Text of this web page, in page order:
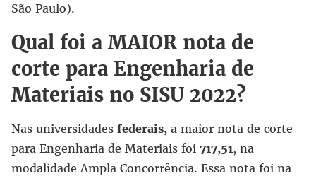
São Paulo).
Qual foi a MAIOR nota de
corte para Engenharia de
Materiais no SISU 2022?
Nas universidades federais, a maior nota de corte
para Engenharia de Materiais foi 717,51, na
modalidade Ampla Concorrência. Essa nota foi na